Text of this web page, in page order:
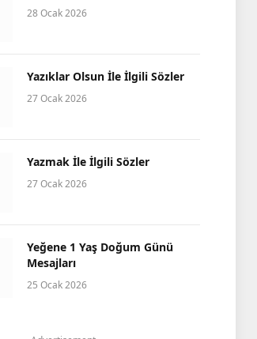
28 Ocak 2026
Yazıklar Olsun İle İlgili Sözler
27 Ocak 2026
Yazmak İle İlgili Sözler
27 Ocak 2026
Yeğene 1 Yaş Doğum Günü
Mesajları
25 Ocak 2026